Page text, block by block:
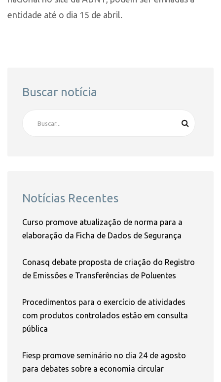
entidade até o dia 15 de abril.
Buscar notícia
Notícias Recentes
Curso promove atualização de norma para a
elaboração da Ficha de Dados de Segurança
Conasq debate proposta de criação do Registro
de Emissões e Transferências de Poluentes
Procedimentos para o exercício de atividades
com produtos controlados estão em consulta
pública
Fiesp promove seminário no dia 24 de agosto
para debates sobre a economia circular